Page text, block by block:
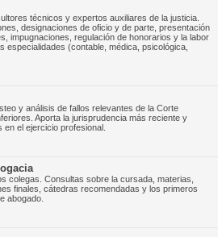
técnicos y expertos auxiliares de la justicia.
designaciones de oficio y de parte, presentación
impugnaciones, regulación de honorarios y la labor
especialidades (contable, médica, psicológica,
y análisis de fallos relevantes de la Corte
Aporta la jurisprudencia más reciente y
el ejercicio profesional.
colegas. Consultas sobre la cursada, materias,
finales, cátedras recomendadas y los primeros
abogado.